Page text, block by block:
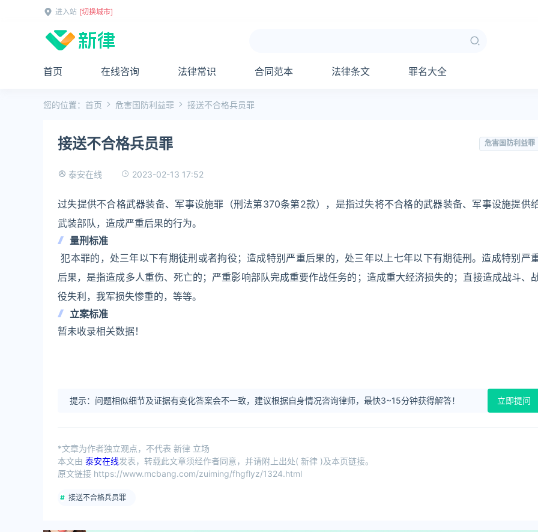
进入站 [切换城市]
首页 在线咨询 法律常识 合同范本 法律条文 罪名大全
您的位置： 首页 危害国防利益罪 接送不合格兵员罪
接送不合格兵员罪 危害国防利益罪
泰安在线 2023-02-13 17:52
过失提供不合格武器装备、军事设施罪（刑法第370条第2款），是指过失将不合格的武器装备、军事设施提供
武装部队，造成严重后果的行为。
量刑标准
犯本罪的，处三年以下有期徒刑或者拘役；造成特别严重后果的，处三年以上七年以下有期徒刑。造成特别严
后果，是指造成多人重伤、死亡的；严重影响部队完成重要作战任务的；造成重大经济损失的；直接造成战斗、
役失利，我军损失惨重的，等等。
立案标准
暂未收录相关数据！
提示：问题相似细节及证据有变化答案会不一致，建议根据自身情况咨询律师，最快3~15分钟获得解答！ 立即提问
*文章为作者独立观点，不代表 新律 立场
本文由 泰安在线发表，转载此文章须经作者同意，并请附上出处( 新律 )及本页链接。
原文链接 https://www.mcbang.com/zuiming/fhgflyz/1324.html
接送不合格兵员罪